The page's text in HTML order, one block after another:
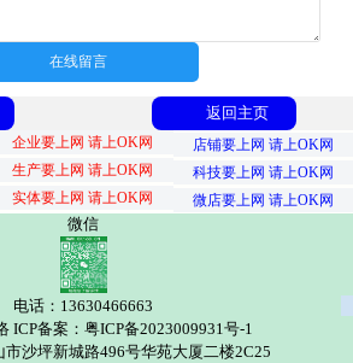
在线留言
返回主页
企业要上网 请上OK网
店铺要上网 请上OK网
生产要上网 请上OK网
科技要上网 请上OK网
实体要上网 请上OK网 微店要上网 请上OK网
微信
电话：13630466663
ICP备案：粤ICP备2023009931号-1
市沙坪新城路496号华苑大厦二楼2C25